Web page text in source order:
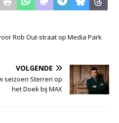
Rob Out-straat op Media Park
VOLGENDE
seizoen Sterren op
het Doek bij MAX